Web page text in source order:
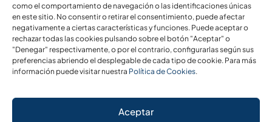
como el comportamiento de navegación o las identificaciones únicas
en este sitio. No consentir o retirar el consentimiento, puede afectar
negativamente a ciertas características y funciones. Puede aceptar o
rechazar todas las cookies pulsando sobre el botón "Aceptar" o
"Denegar" respectivamente, o por el contrario, configurarlas según sus
preferencias abriendo el desplegable de cada tipo de cookie. Para más
información puede visitar nuestra Política de Cookies.
Aceptar
Añade tu CV
Ofertas de empleo
Panel del candidato
Panel de empresa
Política de cookies
Política de privacidad